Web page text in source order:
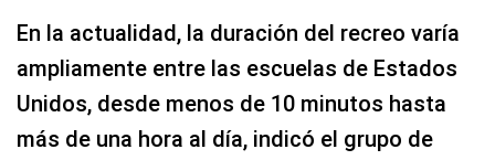
En la actualidad, la duración del recreo varía
ampliamente entre las escuelas de Estados
Unidos, desde menos de 10 minutos hasta
más de una hora al día, indicó el grupo de